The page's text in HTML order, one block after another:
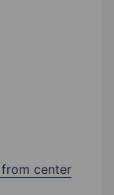
center